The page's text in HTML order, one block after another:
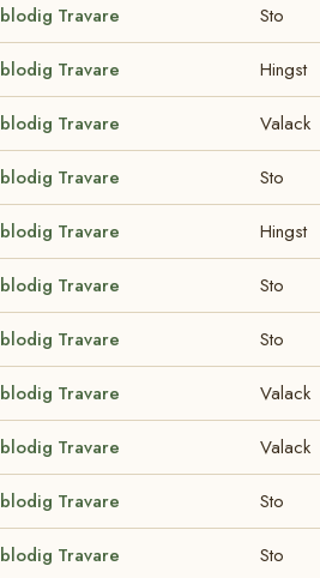
Travare Sto
Travare Hingst
Travare Valack
Travare Sto
Travare Hingst
Travare Sto
Travare Sto
Travare Valack
Travare Valack
Travare Sto
Travare Sto